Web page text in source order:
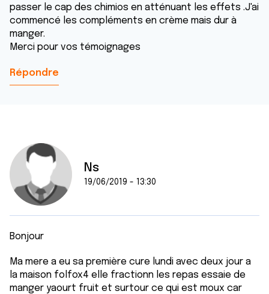
passer le cap des chimios en atténuant les effets .J'ai
commencé les compléments en crème mais dur à
manger.
Merci pour vos témoignages
Répondre
Ns
19/06/2019 - 13:30
Bonjour
Ma mere a eu sa première cure lundi avec deux jour a
la maison folfox4 elle fractionn les repas essaie de
manger yaourt fruit et surtour ce qui est moux car